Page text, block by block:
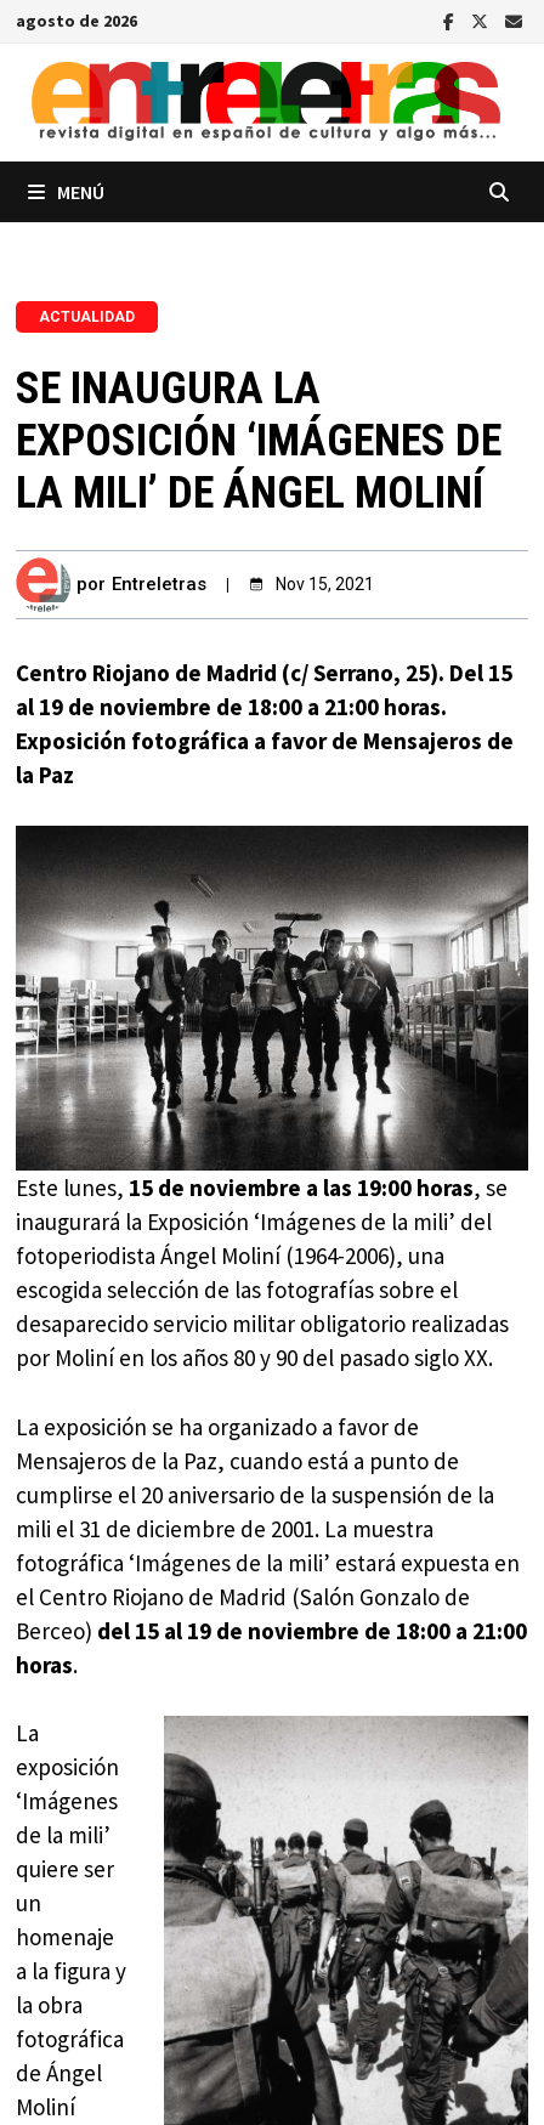
Saltar
contenido
agosto de 2026
MENÚ
ACTUALIDAD
SE INAUGURA LA
EXPOSICIÓN ‘IMÁGENES DE
LA MILI’ DE ÁNGEL MOLINÍ
por Entreletras Nov 15, 2021
Centro Riojano de Madrid (c/ Serrano, 25). Del 15
al 19 de noviembre de 18:00 a 21:00 horas.
Exposición fotográfica a favor de Mensajeros de
la Paz
Este lunes, 15 de noviembre a las 19:00 horas, se
inaugurará la Exposición ‘Imágenes de la mili’ del
fotoperiodista Ángel Moliní (1964-2006), una
escogida selección de las fotografías sobre el
desaparecido servicio militar obligatorio realizadas
por Moliní en los años 80 y 90 del pasado siglo XX.
La exposición se ha organizado a favor de
Mensajeros de la Paz, cuando está a punto de
cumplirse el 20 aniversario de la suspensión de la
mili el 31 de diciembre de 2001. La muestra
fotográfica ‘Imágenes de la mili’ estará expuesta en
el Centro Riojano de Madrid (Salón Gonzalo de
Berceo) del 15 al 19 de noviembre de 18:00 a 21:00
horas.
La
exposición
‘Imágenes
de la mili’
quiere ser
un
homenaje
a la figura y
la obra
fotográfica
de Ángel
Moliní